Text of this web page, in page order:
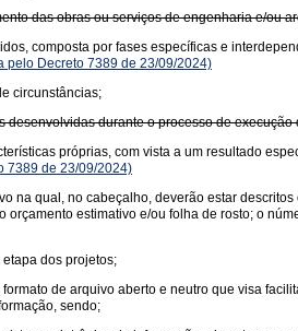
das obras ou serviços de engenharia e/ou
composta por fases específicas e
pelo Decreto 7389 de 23/09/2024)
circunstâncias;
durante o processo de
próprias, com vista a um resultado
7389 de 23/09/2024)
na qual, no cabeçalho, deverão estar
estimativo e/ou folha de rosto; o
dos projetos;
de arquivo aberto e neutro que visa
sendo;